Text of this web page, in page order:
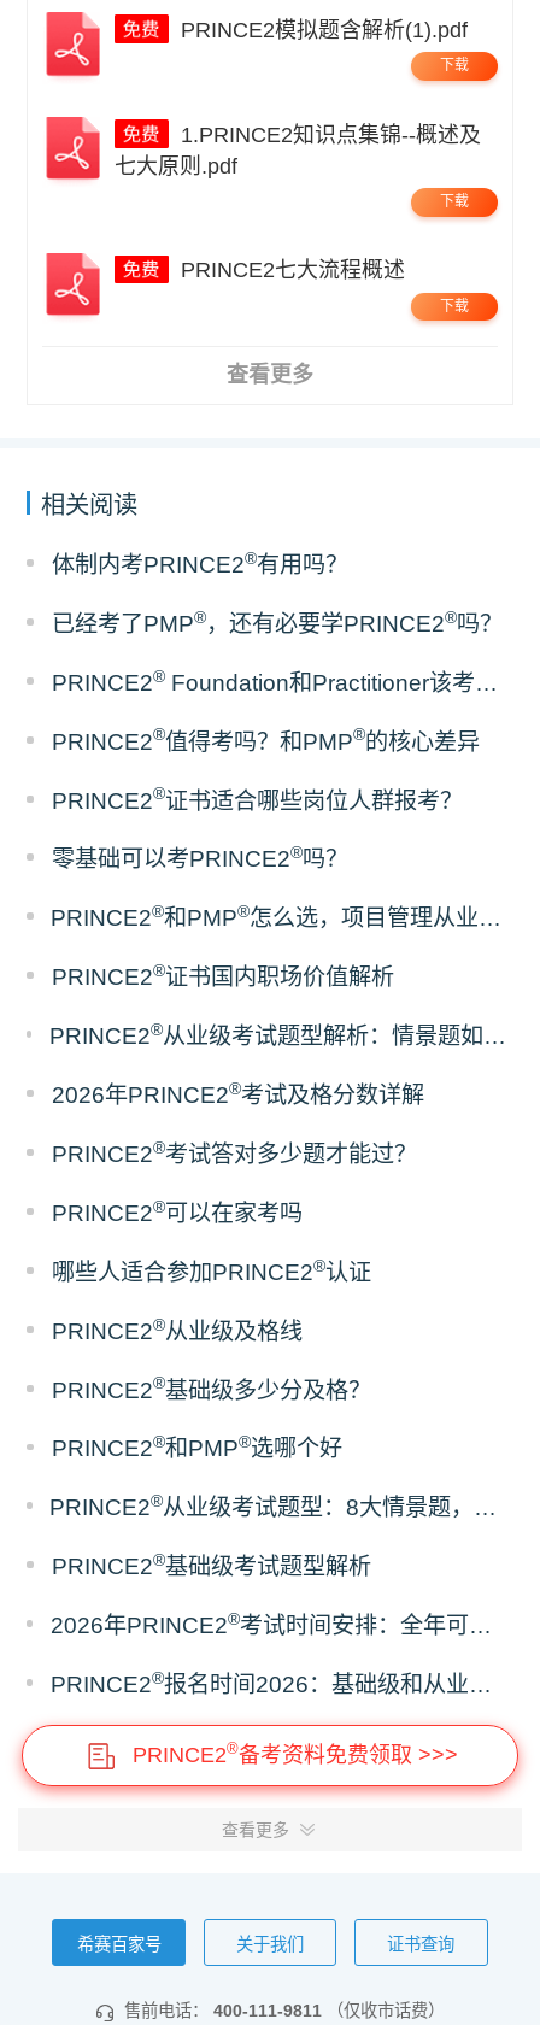
PRINCE2模拟题含解析(1).pdf
下载
七大原则.pdf
下载
PRINCE2七大流程概述
下载
查看更多
相关阅读
体制内考PRINCE2®有用吗？
已经考了PMP®，还有必要学PRINCE2®吗？
PRINCE2®Foundation和Practitioner该考哪一级？
PRINCE2®值得考吗？和PMP®的核心差异
PRINCE2®证书适合哪些岗位人群报考？
零基础可以考PRINCE2®吗？
PRINCE2®和PMP®怎么选，项目管理从业者报考指南
PRINCE2®证书国内职场价值解析
PRINCE2®从业级考试题型解析：情景题如何考察项目管理实战能力
2026年PRINCE2®考试及格分数详解
PRINCE2®考试答对多少题才能过？
PRINCE2®可以在家考吗
哪些人适合参加PRINCE2®认证
PRINCE2®从业级及格线
PRINCE2®基础级多少分及格？
PRINCE2®和PMP®选哪个好
PRINCE2®从业级考试题型：8大情景题，开卷考但只准带官方教材
PRINCE2®基础级考试题型解析
2026年PRINCE2®考试时间安排：全年可考，随约随考
PRINCE2®报名时间2026：基础级和从业级，预约规则一样吗？
PRINCE2®备考资料免费领取 >>>
查看更多
希赛百家号 关于我们 证书查询
售前电话： 400-111-9811 （仅收市话费）